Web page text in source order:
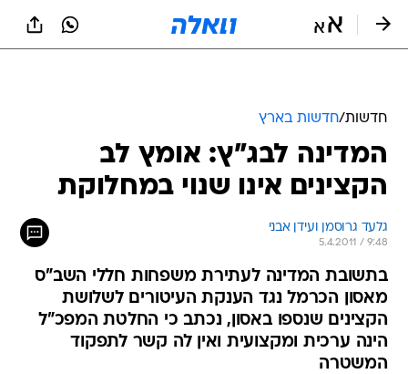
חדשות/חדשות בארץ
המדינה לבג"ץ: אומץ לב
הקצינים אינו שנוי במחלוקת
גלעד גרוסמן ועידן אבני
5.4.2011 / 9:48
בתשובת המדינה לעתירת משפחות חללי השב"ס
מאסון הכרמל נגד הענקת העיטורים לשלושת
הקצינים שנספו באסון, נכתב כי החלטת המפכ"ל
הינה ערכית ומקצועית ואין לה קשר לתפקוד
המשטרה